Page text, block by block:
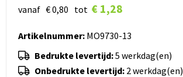
vanaf € 0,80 tot € 1,28
Artikelnummer:MO9730-13
Bedrukte levertijd:5 werkdag(en)
Onbedrukte levertijd: 2 werkdag(en)